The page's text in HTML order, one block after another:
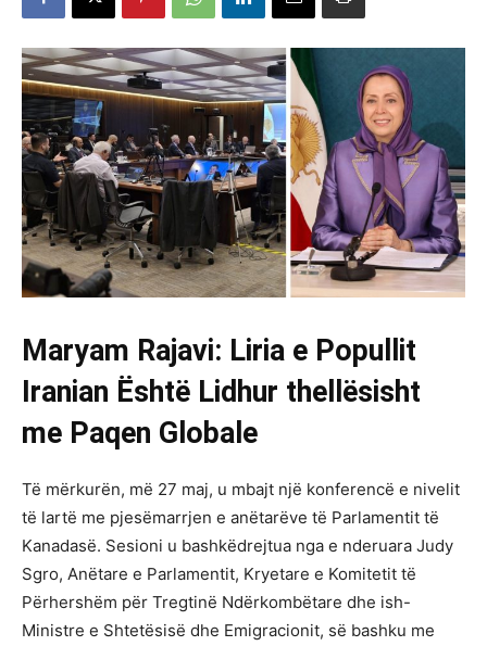
Maryam Rajavi: Liria e Popullit
Iranian Është Lidhur thellësisht
me Paqen Globale
Të mërkurën, më 27 maj, u mbajt një konferencë e nivelit
të lartë me pjesëmarrjen e anëtarëve të Parlamentit të
Kanadasë. Sesioni u bashkëdrejtua nga e nderuara Judy
Sgro, Anëtare e Parlamentit, Kryetare e Komitetit të
Përhershëm për Tregtinë Ndërkombëtare dhe ish-
Ministre e Shtetësisë dhe Emigracionit, së bashku me